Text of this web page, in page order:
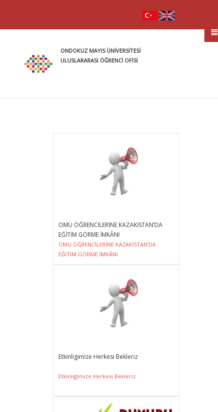
ONDOKUZ MAYIS ÜNİVERSİTESİ
ULUSLARARASI ÖĞRENCİ OFİSİ
OMÜ ÖĞRENCİLERİNE KAZAKİSTAN’DA
EĞİTİM GÖRME İMKÂNI
OMÜ ÖĞRENCİLERİNE KAZAKİSTAN’DA
EĞİTİM GÖRME İMKÂNI
Etkinligimize Herkesi Bekleriz
Etkinligimize Herkesi Bekleriz